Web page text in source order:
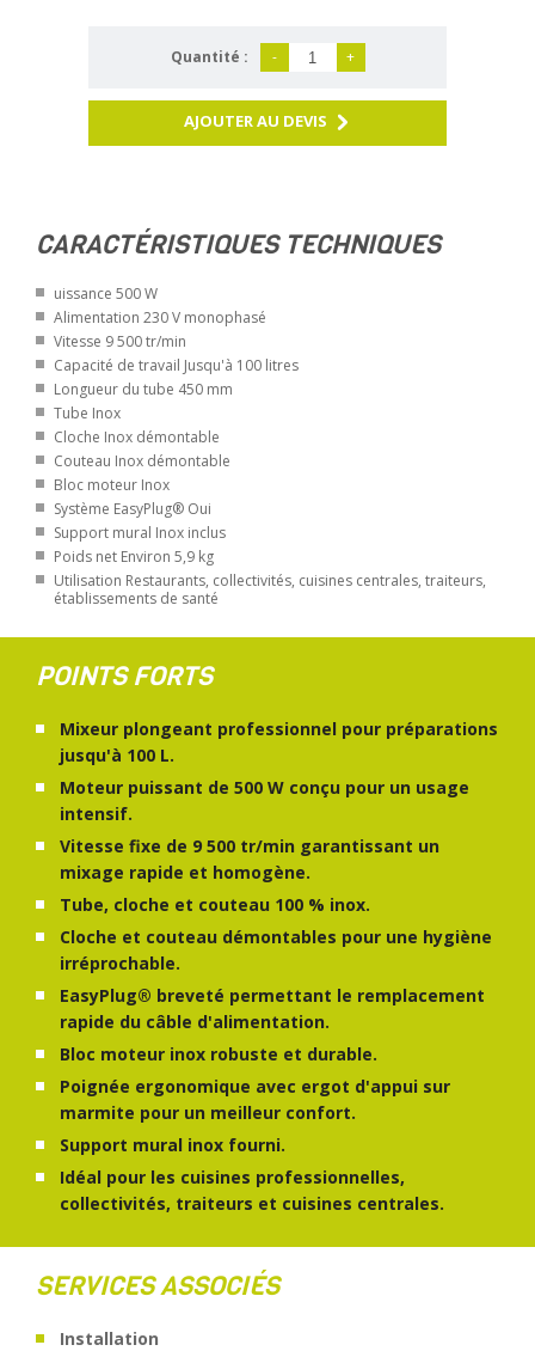
Quantité : - +
AJOUTER AU DEVIS
CARACTÉRISTIQUES TECHNIQUES
uissance 500 W
Alimentation 230 V monophasé
Vitesse 9 500 tr/min
Capacité de travail Jusqu'à 100 litres
Longueur du tube 450 mm
Tube Inox
Cloche Inox démontable
Couteau Inox démontable
Bloc moteur Inox
Système EasyPlug® Oui
Support mural Inox inclus
Poids net Environ 5,9 kg
Utilisation Restaurants, collectivités, cuisines centrales, traiteurs,
établissements de santé
POINTS FORTS
Mixeur plongeant professionnel pour préparations
jusqu'à 100 L.
Moteur puissant de 500 W conçu pour un usage
intensif.
Vitesse fixe de 9 500 tr/min garantissant un
mixage rapide et homogène.
Tube, cloche et couteau 100 % inox.
Cloche et couteau démontables pour une hygiène
irréprochable.
EasyPlug® breveté permettant le remplacement
rapide du câble d'alimentation.
Bloc moteur inox robuste et durable.
Poignée ergonomique avec ergot d'appui sur
marmite pour un meilleur confort.
Support mural inox fourni.
Idéal pour les cuisines professionnelles,
collectivités, traiteurs et cuisines centrales.
SERVICES ASSOCIÉS
Installation